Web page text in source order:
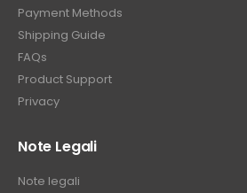
Payment Methods
Shipping Guide
FAQs
Product Support
Privacy
Note Legali
Note legali